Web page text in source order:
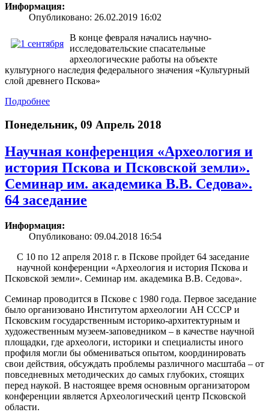
Информация:
Опубликовано: 26.02.2019 16:02
В конце февраля начались научно-
исследовательские спасательные
археологические работы на объекте
культурного наследия федерального значения «Культурный
слой древнего Пскова»
Подробнее
Понедельник, 09 Апрель 2018
Научная конференция «Археология и
история Пскова и Псковской земли».
Семинар им. академика В.В. Седова».
64 заседание
Информация:
Опубликовано: 09.04.2018 16:54
С 10 по 12 апреля 2018 г. в Пскове пройдет 64 заседание
научной конференции «Археология и история Пскова и
Псковской земли». Семинар им. академика В.В. Седова».
Семинар проводится в Пскове с 1980 года. Первое заседание
было организовано Институтом археологии АН СССР и
Псковским государственным историко-архитектурным и
художественным музеем-заповедником – в качестве научной
площадки, где археологи, историки и специалисты иного
профиля могли бы обмениваться опытом, координировать
свои действия, обсуждать проблемы различного масштаба – от
повседневных методических до самых глубоких, стоящих
перед наукой. В настоящее время основным организатором
конференции является Археологический центр Псковской
области.